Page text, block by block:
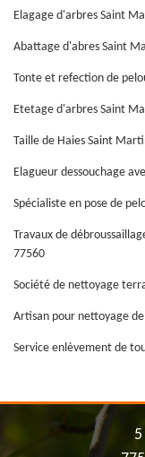
Elagage d'arbres Saint
Abattage d'abres Saint
Tonte et refection de
Etetage d'arbres Saint
Taille de Haies Saint
Elagueur dessouchage
Spécialiste en pose de
Travaux de
77560
Société de nettoyage
Artisan pour nettoyage
Service enlèvement de